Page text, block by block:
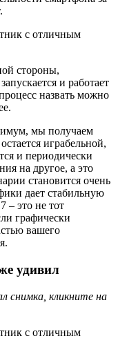
стороны,
и работает
назвать можно
мы получаем
играбельной,
и периодически
на другое, а это
становится очень
дает стабильную
– это не тот
графически
вашего
удивил
снимка, кликните на